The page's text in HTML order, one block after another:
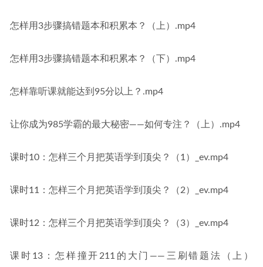
怎样用3步骤搞错题本和积累本？（上）.mp4
怎样用3步骤搞错题本和积累本？（下）.mp4
怎样靠听课就能达到95分以上？.mp4
让你成为985学霸的最大秘密——如何专注？（上）.mp4
课时10：怎样三个月把英语学到顶尖？（1）_ev.mp4
课时11：怎样三个月把英语学到顶尖？（2）_ev.mp4
课时12：怎样三个月把英语学到顶尖？（3）_ev.mp4
课时13：怎样撞开211的大门——三刷错题法（上）